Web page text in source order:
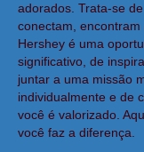
adorados. Trata-se
conectam,
Hershey é uma
significativo, de
juntar a uma missão
individualmente e de
você é valorizado.
você faz a diferença.